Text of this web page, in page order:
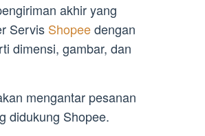
akhir yang
Servis Shopeedengan
dimensi, gambar, dan
mengantar pesanan
didukung Shopee.